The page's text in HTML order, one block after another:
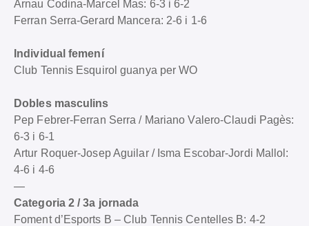
Arnau Codina-Marcel Mas: 6-3 i 6-2
Ferran Serra-Gerard Mancera: 2-6 i 1-6
Individual femení
Club Tennis Esquirol guanya per WO
Dobles masculins
Pep Febrer-Ferran Serra / Mariano Valero-Claudi Pagès:
6-3 i 6-1
Artur Roquer-Josep Aguilar / Isma Escobar-Jordi Mallol:
4-6 i 4-6
—
Categoria 2 / 3a jornada
Foment d’Esports B – Club Tennis Centelles B: 4-2